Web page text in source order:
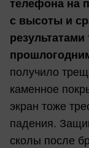
телефона на
с высоты и
получило
каменное
экран тоже
падения.
сколы после